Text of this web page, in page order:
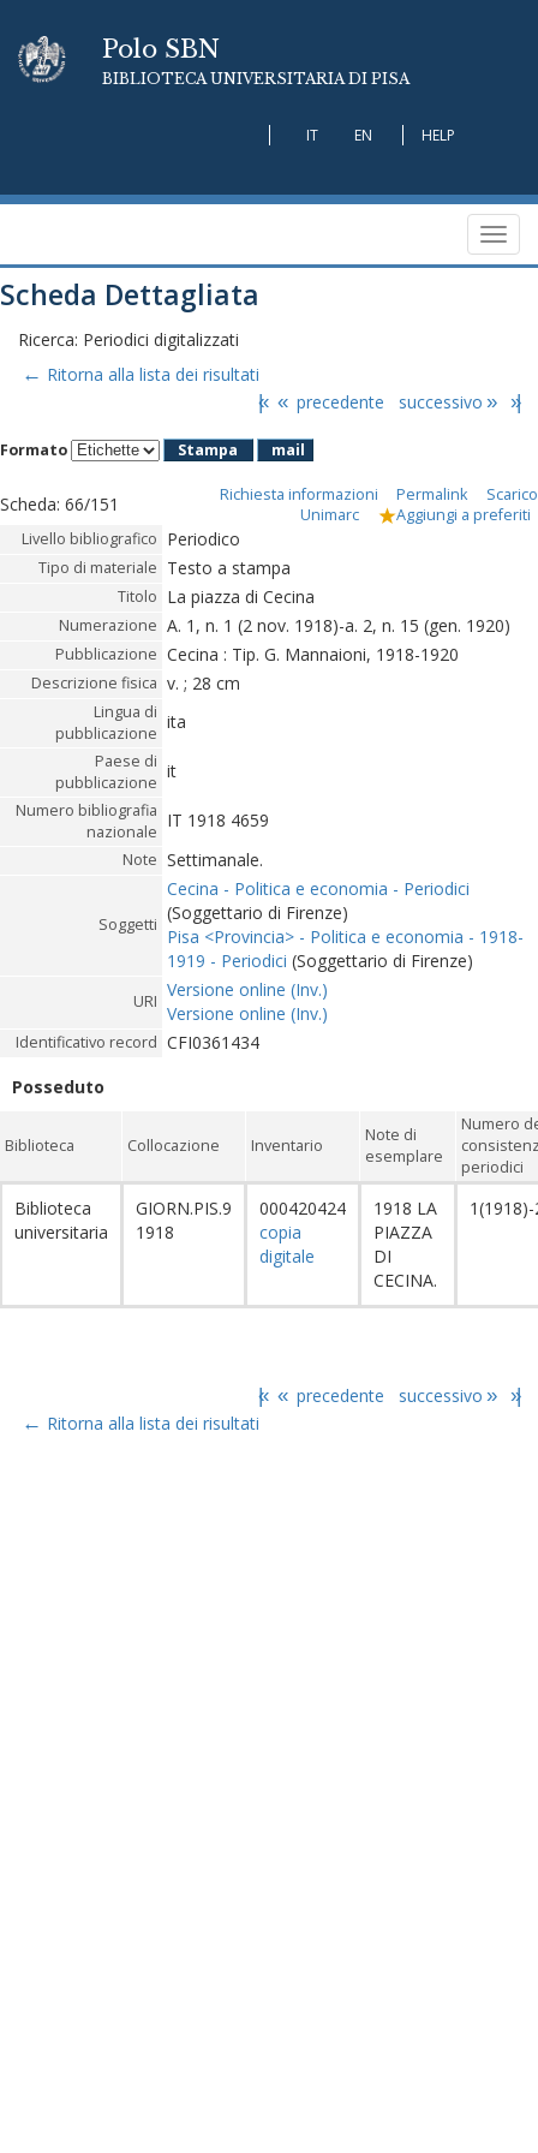
Polo SBN
BIBLIOTECA UNIVERSITARIA DI PISA
IT EN HELP
Scheda Dettagliata
Ricerca: Periodici digitalizzati
← Ritorna alla lista dei risultati
|« « precedente successivo » »|
Formato Stampa mail
Scheda: 66/151 Richiesta informazioni Permalink
Scarico
Unimarc
Aggiungi a preferiti
Livello bibliografico Periodico
Tipo di materiale Testo a stampa
Titolo La piazza di Cecina
Numerazione A. 1, n. 1 (2 nov. 1918)-a. 2, n. 15 (gen. 1920)
Pubblicazione Cecina : Tip. G. Mannaioni, 1918-1920
Descrizione fisica v. ; 28 cm
Lingua di
pubblicazione
ita
Paese di
pubblicazione
it
Numero bibliografia
nazionale
IT 1918 4659
Note Settimanale.
Soggetti
Cecina - Politica e economia - Periodici
(Soggettario di Firenze)
Pisa <Provincia> - Politica e economia - 1918-
1919 - Periodici (Soggettario di Firenze)
URI
Versione online (Inv.)
Versione online (Inv.)
Identificativo record CFI0361434
Posseduto
Biblioteca Collocazione Inventario
Note di
esemplare
Numero
periodici
Biblioteca
universitaria
GIORN.PIS.9
1918
000420424
copia
digitale
1918 LA
PIAZZA
DI
CECINA.
|« « precedente successivo » »|
← Ritorna alla lista dei risultati